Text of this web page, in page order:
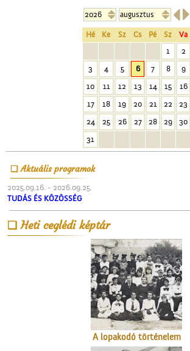

Hé Ke Sz Cs Pé Sz
Va
1
2
3
4 5 6 7 8
9
10
11 12 13 14 15
16
17
18 19 20 21 22
23
24
25 26 27 28 29
30
31
Aktuális programok
2025.09.16. - 2026.09.25.
TUDÁS ÉS KÖZÖSSÉG
Heti ceglédi képtár
A Mizsei úti vendéglő
A Vigadó
Kossuth Lajos portréja
A lopakodó történelem